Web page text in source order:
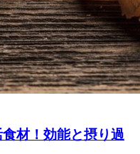
材！効能と摂り過